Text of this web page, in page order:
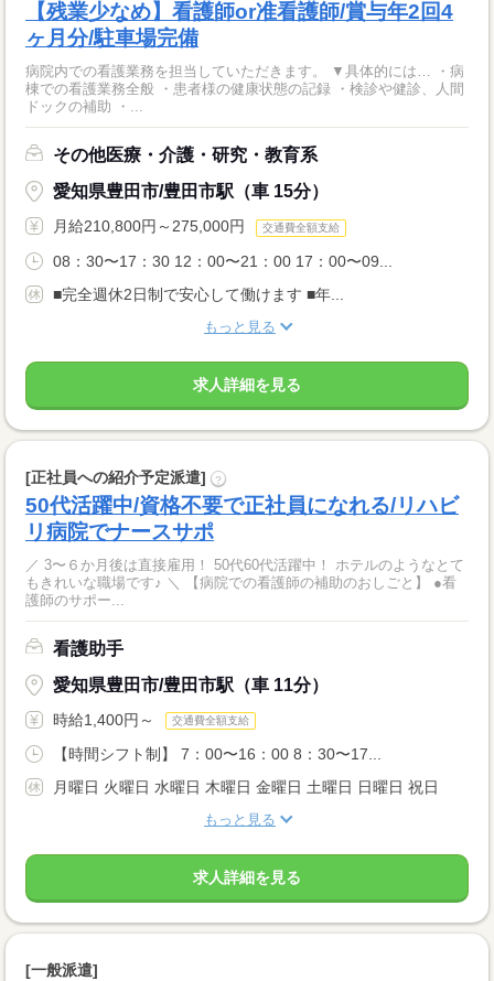
【残業少なめ】看護師or准看護師/賞与年2回4
ヶ月分/駐車場完備
病院内での看護業務を担当していただきます。 ▼具体的には… ・病
棟での看護業務全般 ・患者様の健康状態の記録 ・検診や健診、人間
ドックの補助 ・...
その他医療・介護・研究・教育系
愛知県豊田市/豊田市駅（車 15分）
月給210,800円～275,000円 交通費全額支給
08：30〜17：30 12：00〜21：00 17：00〜09...
■完全週休2日制で安心して働けます ■年...
もっと見る
求人詳細を見る
[正社員への紹介予定派遣] ?
50代活躍中/資格不要で正社員になれる/リハビ
リ病院でナースサポ
／ 3〜６か月後は直接雇用！ 50代60代活躍中！ ホテルのようなとて
もきれいな職場です♪ ＼ 【病院での看護師の補助のおしごと】 ●看
護師のサポー...
看護助手
愛知県豊田市/豊田市駅（車 11分）
時給1,400円～ 交通費全額支給
【時間シフト制】 7：00〜16：00 8：30〜17...
月曜日 火曜日 水曜日 木曜日 金曜日 土曜日 日曜日 祝日
もっと見る
求人詳細を見る
[一般派遣]